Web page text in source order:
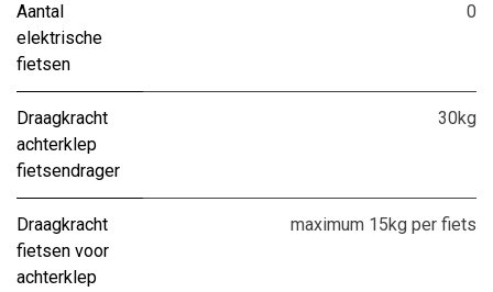
Aantal
elektrische
fietsen
0
Draagkracht
achterklep
fietsendrager
30kg
Draagkracht
fietsen voor
achterklep
maximum 15kg per fiets